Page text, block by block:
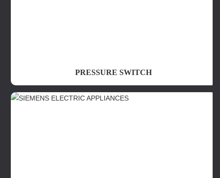
PRESSURE SWITCH